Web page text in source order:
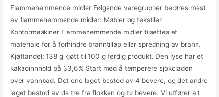
Flammehemmende midler Følgende varegrupper berøres mest
av flammehemmende midler: Møbler og tekstiler
Kontormaskiner Flammehemmende midler tilsettes et
materiale for å forhindre branntilløp eller spredning av brann.
Kjøttandel: 138 g kjøtt til 100 g ferdig produkt. Den lyse har et
kakaoinnhold på 33,6% Start med å temperere sjokoladen
over vannbad. Det ene laget bestod av 4 bevere, og det andre
laget bestod av de tre fra flokken og to bevere. Vi utfører alt